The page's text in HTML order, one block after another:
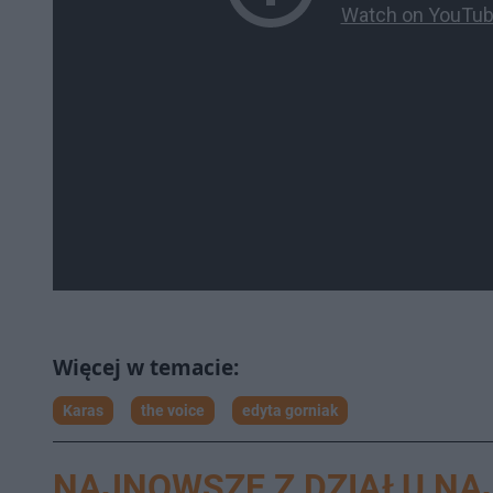
Karas the voice edyta gorniak